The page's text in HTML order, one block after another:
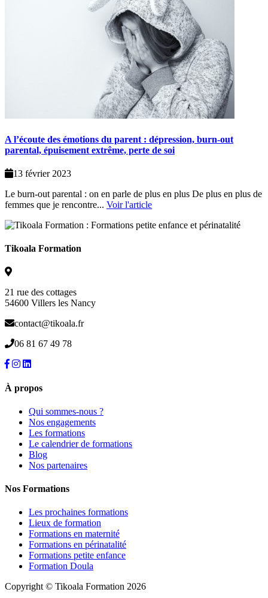
A l’écoute des émotions du parent : dépression, burn-out
parental, épuisement extrême, perte de soi
13 février 2023
Le burn-out parental : on en parle de plus en plus De plus en plus de
femmes que je rencontre... Voir l'article
Tikoala Formation
21 rue des cottages
54600 Villers les Nancy
contact@tikoala.fr
06 81 67 49 78
À propos
Qui sommes-nous ?
Nos engagements
Les formations
Le calendrier de formations
Blog
Nos partenaires
Nos Formations
Les prochaines formations
Lieux de formation
Formations en maternité
Formations en périnatalité
Formations petite enfance
Formation Doula
Copyright © Tikoala Formation 2026